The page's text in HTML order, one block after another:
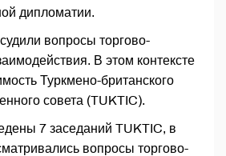
дипломатии.
вопросы торгово-
В этом контексте
Туркмено-британского
совета (TUKTIC).
7 заседаний TUKTIC, в
вопросы торгово-